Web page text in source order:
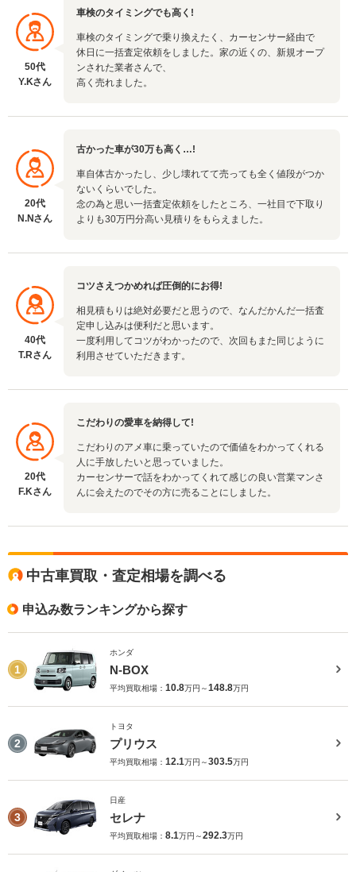
50代
Y.Kさん
車検のタイミングでも高く!
車検のタイミングで乗り換えたく、カーセンサー経由で
休日に一括査定依頼をしました。家の近くの、新規オープ
ンされた業者さんで、
高く売れました。
20代
N.Nさん
古かった車が30万も高く…!
車自体古かったし、少し壊れてて売っても全く値段がつか
ないくらいでした。
念の為と思い一括査定依頼をしたところ、一社目で下取り
よりも30万円分高い見積りをもらえました。
40代
T.Rさん
コツさえつかめれば圧倒的にお得!
相見積もりは絶対必要だと思うので、なんだかんだ一括査
定申し込みは便利だと思います。
一度利用してコツがわかったので、次回もまた同じように
利用させていただきます。
20代
F.Kさん
こだわりの愛車を納得して!
こだわりのアメ車に乗っていたので価値をわかってくれる
人に手放したいと思っていました。
カーセンサーで話をわかってくれて感じの良い営業マンさ
んに会えたのでその方に売ることにしました。
中古車買取・査定相場を調べる
申込み数ランキングから探す
1
ホンダ
N-BOX
平均買取相場： 10.8万円～148.8万円
2
トヨタ
プリウス
平均買取相場： 12.1万円～303.5万円
3
日産
セレナ
平均買取相場： 8.1万円～292.3万円